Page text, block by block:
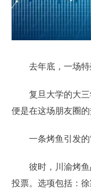
去年底，一场特
复旦大学的大三
便是在这场朋友圈的
一条烤鱼引发的
彼时，川渝烤鱼
投票。选项包括：